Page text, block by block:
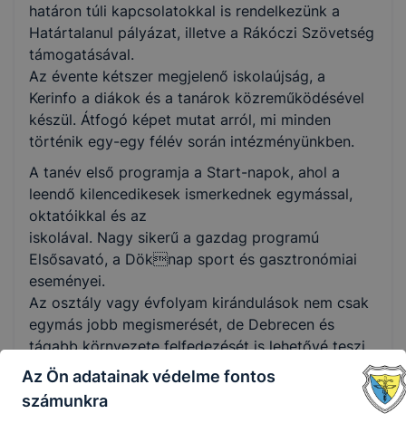
határon túli kapcsolatokkal is rendelkezünk a
Határtalanul pályázat, illetve a Rákóczi Szövetség
támogatásával.
Az évente kétszer megjelenő iskolaújság, a
Kerinfo a diákok és a tanárok közreműködésével
készül. Átfogó képet mutat arról, mi minden
történik egy-egy félév során intézményünkben.
A tanév első programja a Start-napok, ahol a
leendő kilencedikesek ismerkednek egymással,
oktatóikkal és az
iskolával. Nagy sikerű a gazdag programú
Elsősavató, a Döknap sport és gasztronómiai
eseményei.
Az osztály vagy évfolyam kirándulások nem csak
egymás jobb megismerését, de Debrecen és
tágabb környezete felfedezését is lehetővé teszi.
Valentin nap alkalmából papír szívecskékre
írt üzenetekkel kedveskednek a tanulók
egymásnak és tanáraiknak. Diákjaink számos
Az Ön adatainak védelme fontos
számunkra